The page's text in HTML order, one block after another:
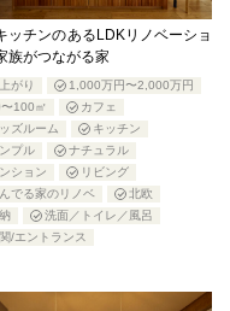
ッチンのあるLDKリノベーショ
族がつながる家
がり
1,000万円〜2,000万円
100㎡
カフェ
ズルーム
キッチン
プル
ナチュラル
ション
リビング
でる家のリノベ
北欧
洗面／トイレ／風呂
/エントランス